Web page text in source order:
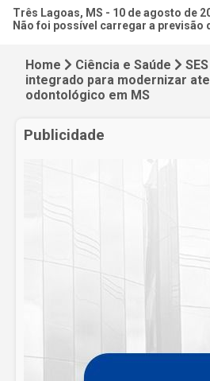
Três Lagoas, MS - 10 de agosto de
Não foi possível carregar a previsão
Home Ciência e Saúde
integrado para modernizar
odontológico em MS
Publicidade